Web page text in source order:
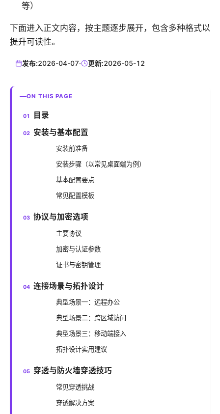
等）
下面进入正文内容，按主题逐步展开，包含多种格式以
提升可读性。
发布:2026-04-07· 更新:2026-05-12
ON THIS PAGE
目录
安装与基本配置
安装前准备
安装步骤（以常见桌面端为例）
基本配置要点
常见配置模板
协议与加密选项
主要协议
加密与认证参数
证书与密钥管理
连接场景与拓扑设计
典型场景一：远程办公
典型场景二：跨区域访问
典型场景三：移动端接入
拓扑设计实用建议
穿透与防火墙穿透技巧
常见穿透挑战
穿透解决方案